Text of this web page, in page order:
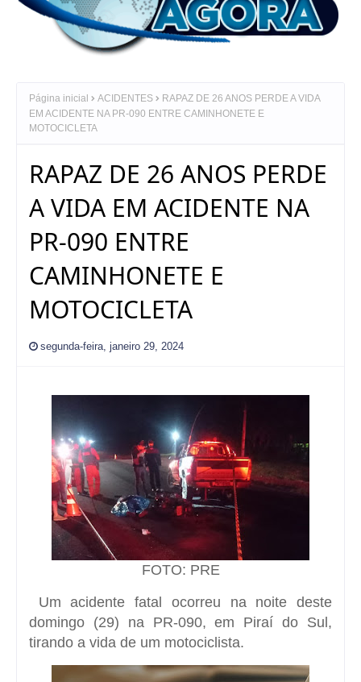
Página inicial ACIDENTES
RAPAZ DE 26 ANOS PERDE A VIDA
EM ACIDENTE NA PR-090 ENTRE CAMINHONETE E
MOTOCICLETA
RAPAZ DE 26 ANOS PERDE
A VIDA EM ACIDENTE NA
PR-090 ENTRE
CAMINHONETE E
MOTOCICLETA
segunda-feira, janeiro 29, 2024
FOTO: PRE
Um acidente fatal ocorreu na noite deste
domingo (29) na PR-090, em Piraí do Sul,
tirando a vida de um motociclista.